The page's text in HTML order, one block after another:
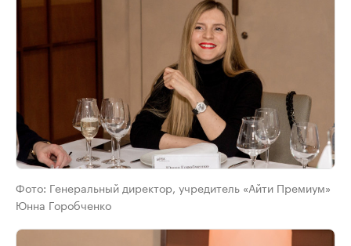
Фото: Генеральный директор, учредитель «Айти Премиум»
Юнна Горобченко